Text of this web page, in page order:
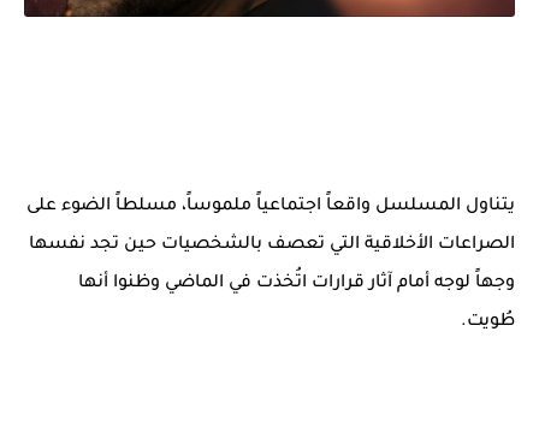
يتناول المسلسل واقعاً اجتماعياً ملموساً، مسلطاً الضوء على
الصراعات الأخلاقية التي تعصف بالشخصيات حين تجد نفسها
وجهاً لوجه أمام آثار قرارات اتُخذت في الماضي وظنوا أنها
طُويت.